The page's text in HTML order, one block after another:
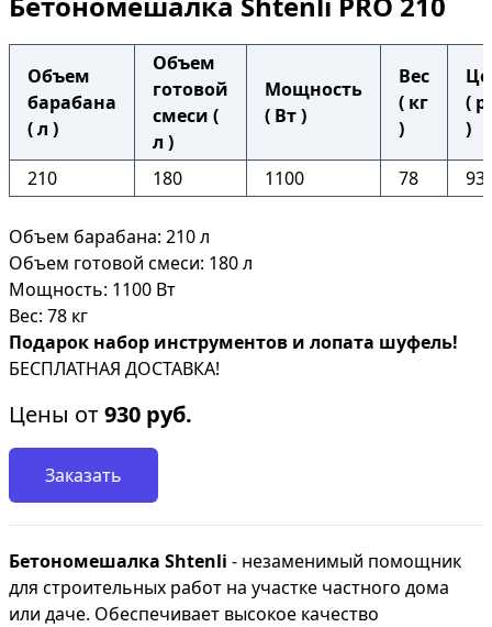
Объем
барабана
( л )
Объем
готовой
смеси (
л )
Мощность
( Вт )
Вес
( кг
)
(
)
210 180 1100 78
Объем барабана: 210 л
Объем готовой смеси: 180 л
Мощность: 1100 Вт
Вес: 78 кг
Подарок набор инструментов и лопата шуфель!
БЕСПЛАТНАЯ ДОСТАВКА!
Цены от930 руб.
Заказать
Бетономешалка Shtenli - незаменимый помощник
для строительных работ на участке частного дома
или даче. Обеспечивает высокое качество